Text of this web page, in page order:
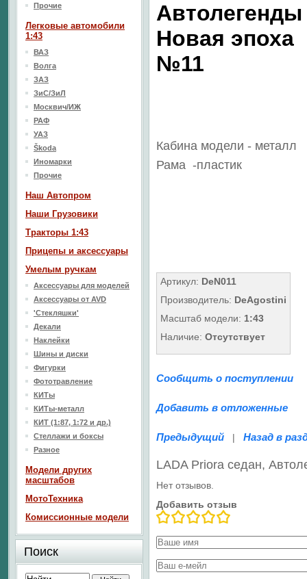
Автолегенды
Новая эпоха
№11
Кабина модели - металл
Рама -пластик
Артикул: DeN011
Производитель: DeAgostini
Масштаб модели: 1:43
Наличие: Отсутствует
Сообщить о поступлении
Добавить в отложенные
Предыдущий | Назад в
LADA Priora седан,
Нет отзывов.
Добавить отзыв
Прочие
Легковые автомобили
1:43
ВАЗ
Волга
ЗАЗ
ЗиС/ЗиЛ
Москвич/ИЖ
РАФ
УАЗ
Škoda
Иномарки
Прочие
Наш Aвтопром
Наши Грузовики
Тракторы 1:43
Прицепы и аксессуары
Умелым ручкам
Аксессуары для моделей
Аксессуары от AVD
'Стекляшки'
Декали
Наклейки
Шины и диски
Фигурки
Фототравление
КИТы
КИТы-металл
КИТ (1:87, 1:72 и др.)
Стеллажи и боксы
Разное
Модели других
масштабов
МотоТехника
Комиссионные модели
Поиск